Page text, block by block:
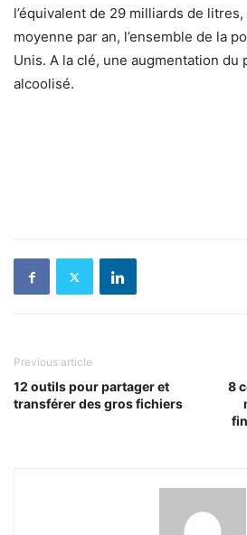
l’équivalent de 29 milliards de
moyenne par an, l’ensemble de la
Unis. A la clé, une augmentation du
alcoolisé.
Previous article
12 outils pour partager et
transférer des gros fichiers
8